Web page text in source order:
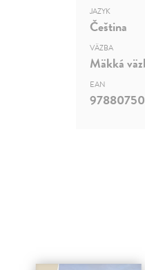
JAZYK
Čeština
VÄZBA
Mäkká
EAN